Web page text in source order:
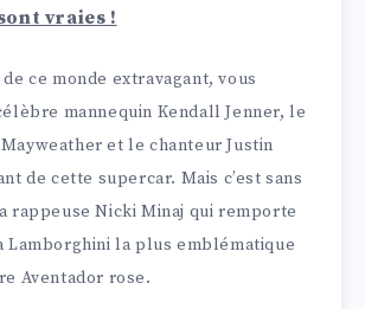
vraies !
ce monde extravagant, vous
mannequin Kendall Jenner, le
et le chanteur Justin
de cette supercar. Mais c’est sans
rappeuse Nicki Minaj qui remporte
Lamborghini la plus emblématique
Aventador rose.